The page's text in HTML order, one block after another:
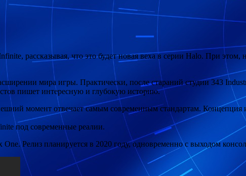
рассказывая, что это будет новая веха в серии Halo. При
мира игры. Практически, после стараний студии 343
пишет интересную и глубокую историю.
момент отвечает самым современным стандартам.
под современные реалии.
Релиз планируется в 2020 году, одновременно с выходом